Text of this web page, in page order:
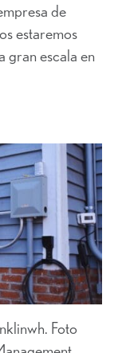
de
estaremos
gran escala en
Foto